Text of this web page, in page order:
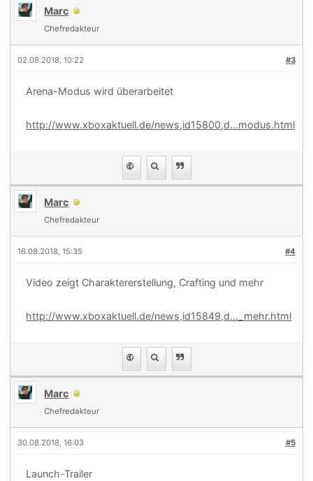
Marc
Chefredakteur
#3
02.08.2018, 10:22
Arena-Modus wird überarbeitet
http://www.xboxaktuell.de/news,id15800,d...modus.html
Marc
Chefredakteur
#4
16.08.2018, 15:35
Video zeigt Charaktererstellung, Crafting und mehr
http://www.xboxaktuell.de/news,id15849,d..._mehr.html
Marc
Chefredakteur
#5
30.08.2018, 16:03
Launch-Trailer